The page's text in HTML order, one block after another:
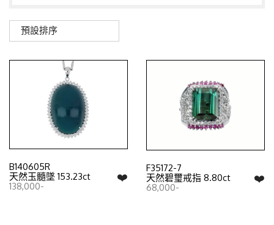
預設排序
B140605R
❤️
天然玉髓墜 153.23ct
138,000-
F35172-7
❤️
天然碧璽戒指 8.80ct
68,000-